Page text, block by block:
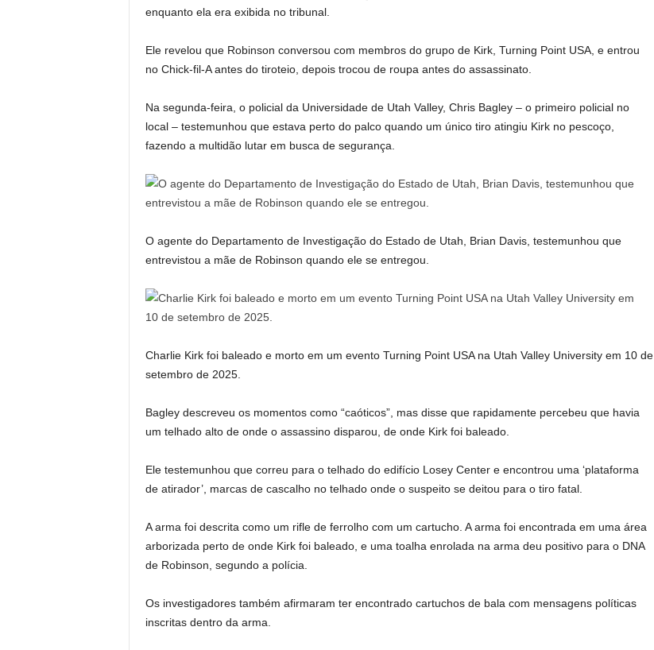
enquanto ela era exibida no tribunal.
Ele revelou que Robinson conversou com membros do grupo de Kirk, Turning Point USA, e entrou
no Chick-fil-A antes do tiroteio, depois trocou de roupa antes do assassinato.
Na segunda-feira, o policial da Universidade de Utah Valley, Chris Bagley – o primeiro policial no
local – testemunhou que estava perto do palco quando um único tiro atingiu Kirk no pescoço,
fazendo a multidão lutar em busca de segurança.
O agente do Departamento de Investigação do Estado de Utah, Brian Davis, testemunhou que
entrevistou a mãe de Robinson quando ele se entregou.
Charlie Kirk foi baleado e morto em um evento Turning Point USA na Utah Valley University em 10 de
setembro de 2025.
Bagley descreveu os momentos como “caóticos”, mas disse que rapidamente percebeu que havia
um telhado alto de onde o assassino disparou, de onde Kirk foi baleado.
Ele testemunhou que correu para o telhado do edifício Losey Center e encontrou uma ‘plataforma
de atirador’, marcas de cascalho no telhado onde o suspeito se deitou para o tiro fatal.
A arma foi descrita como um rifle de ferrolho com um cartucho. A arma foi encontrada em uma área
arborizada perto de onde Kirk foi baleado, e uma toalha enrolada na arma deu positivo para o DNA
de Robinson, segundo a polícia.
Os investigadores também afirmaram ter encontrado cartuchos de bala com mensagens políticas
inscritas dentro da arma.